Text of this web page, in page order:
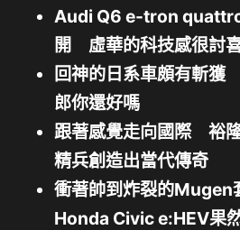
Audi Q6 e-tron
開 虛華的科技感很討
回神的日系車頗有斬
郎你還好嗎
跟著感覺走向國際 裕
精兵創造出當代傳奇
衝著帥到炸裂的
Honda Civic e:HEV果